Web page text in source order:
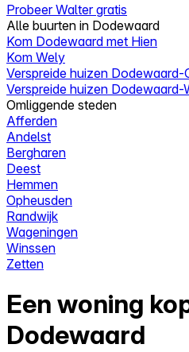
Probeer Walter gratis
Alle buurten in Dodewaard
Kom Dodewaard met Hien
Kom Wely
Verspreide huizen Dodewaard-
Verspreide huizen Dodewaard-
Omliggende steden
Afferden
Andelst
Bergharen
Deest
Hemmen
Opheusden
Randwijk
Wageningen
Winssen
Zetten
Een woning
Dodewaard